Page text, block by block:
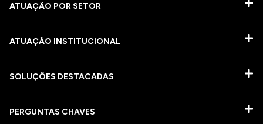
ATUAÇÃO POR SETOR
ATUAÇÃO INSTITUCIONAL
SOLUÇÕES DESTACADAS
PERGUNTAS CHAVES​